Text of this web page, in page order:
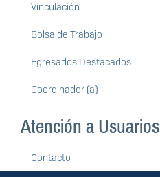
Vinculación
Bolsa de Trabajo
Egresados Destacados
Coordinador (a)
Atención a Usuarios
Contacto